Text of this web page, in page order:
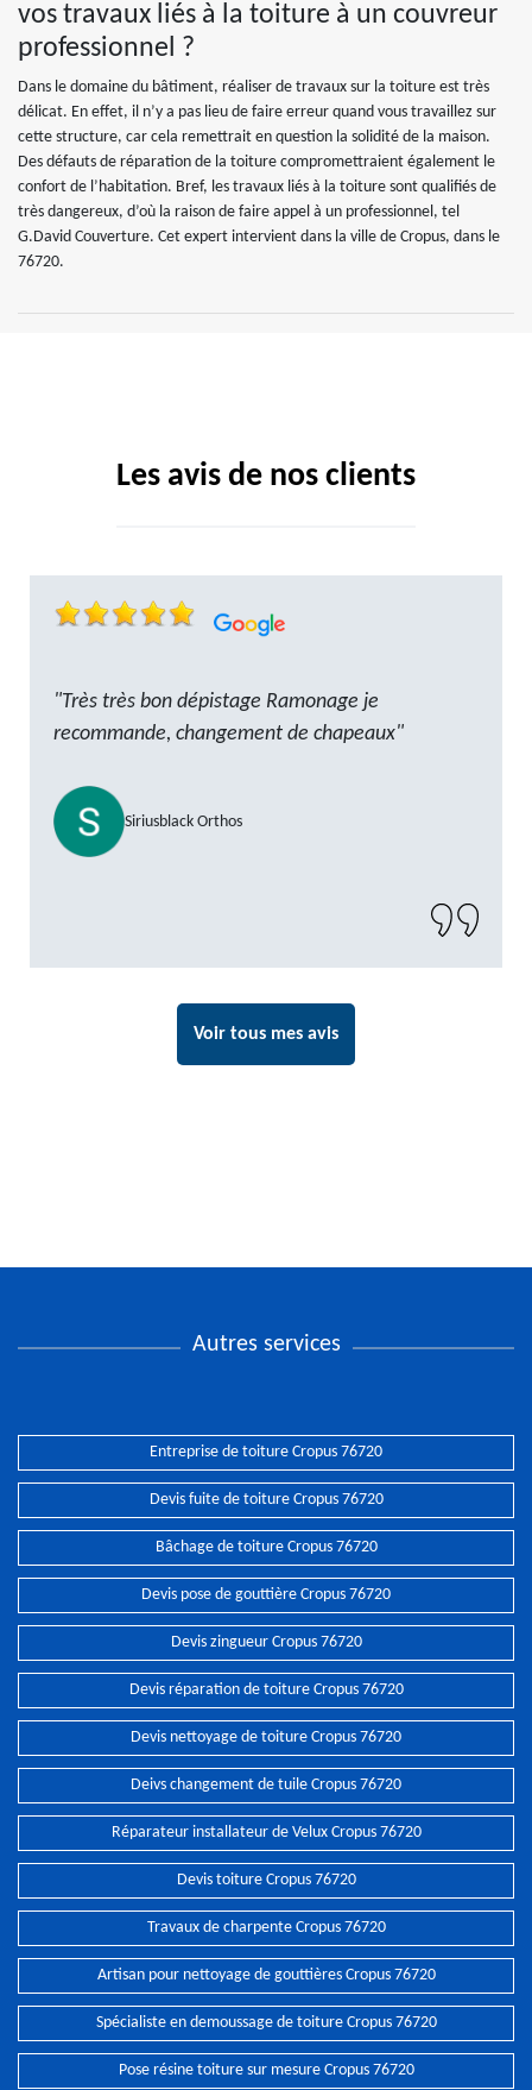
vos travaux liés à la toiture à un couvreur
professionnel ?
Dans le domaine du bâtiment, réaliser de travaux sur la toiture est très
délicat. En effet, il n’y a pas lieu de faire erreur quand vous travaillez sur
cette structure, car cela remettrait en question la solidité de la maison.
Des défauts de réparation de la toiture compromettraient également le
confort de l’habitation. Bref, les travaux liés à la toiture sont qualifiés de
très dangereux, d’où la raison de faire appel à un professionnel, tel
G.David Couverture. Cet expert intervient dans la ville de Cropus, dans le
76720.
Les avis de nos clients
"Très très bon dépistage Ramonage je
recommande, changement de chapeaux"
Siriusblack Orthos
Voir tous mes avis
Autres services
Entreprise de toiture Cropus 76720
Devis fuite de toiture Cropus 76720
Bâchage de toiture Cropus 76720
Devis pose de gouttière Cropus 76720
Devis zingueur Cropus 76720
Devis réparation de toiture Cropus 76720
Devis nettoyage de toiture Cropus 76720
Deivs changement de tuile Cropus 76720
Réparateur installateur de Velux Cropus 76720
Devis toiture Cropus 76720
Travaux de charpente Cropus 76720
Artisan pour nettoyage de gouttières Cropus 76720
Spécialiste en demoussage de toiture Cropus 76720
Pose résine toiture sur mesure Cropus 76720